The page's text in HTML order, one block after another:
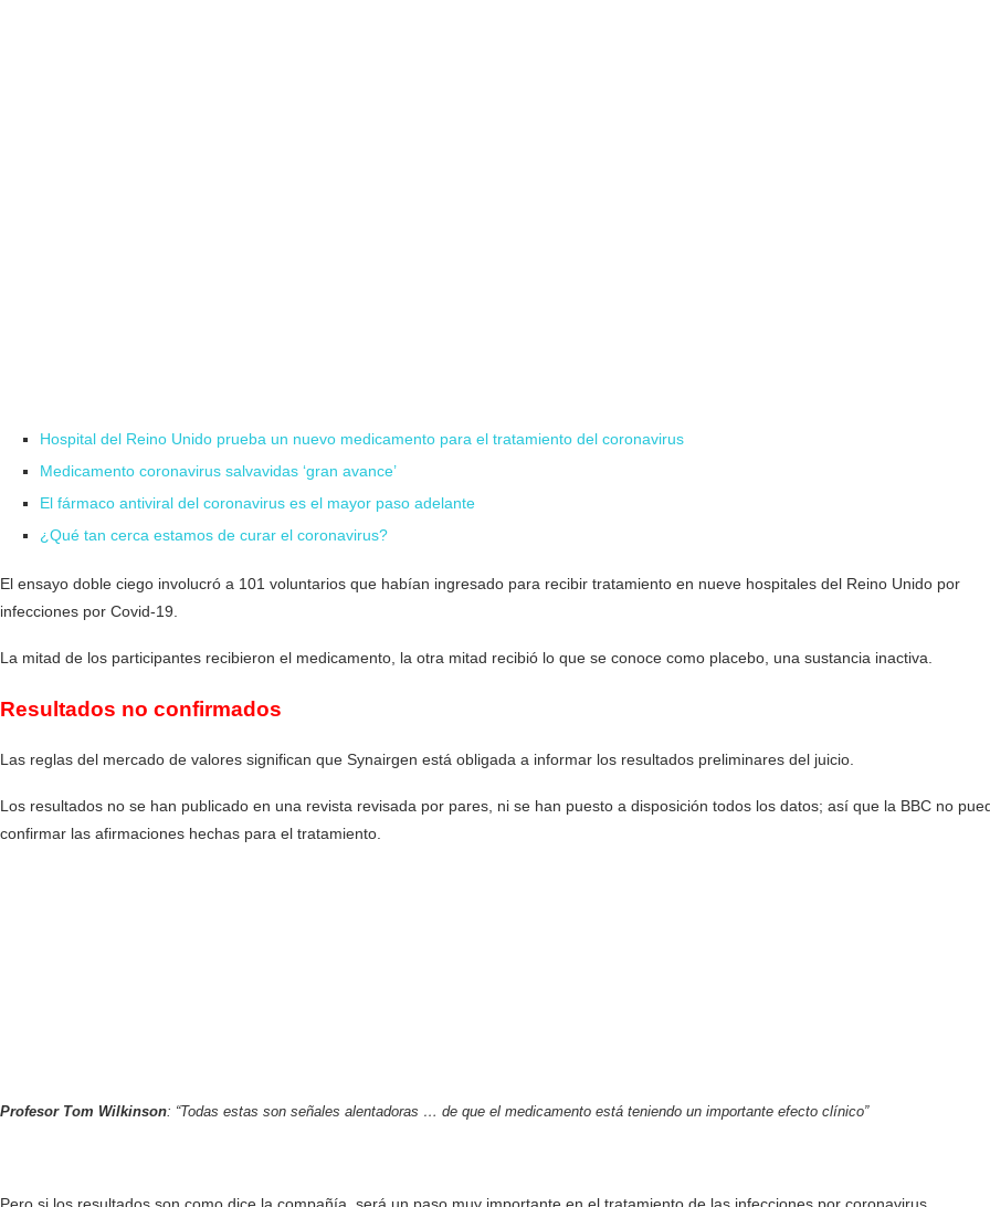
Hospital del Reino Unido prueba un nuevo medicamento para el tratamiento del coronavirus
Medicamento coronavirus salvavidas ‘gran avance’
El fármaco antiviral del coronavirus es el mayor paso adelante
¿Qué tan cerca estamos de curar el coronavirus?
El ensayo doble ciego involucró a 101 voluntarios que habían ingresado para recibir tratamiento en nueve hospitales del Reino Unido por
infecciones por Covid-19.
La mitad de los participantes recibieron el medicamento, la otra mitad recibió lo que se conoce como placebo, una sustancia inactiva.
Resultados no confirmados
Las reglas del mercado de valores significan que Synairgen está obligada a informar los resultados preliminares del juicio.
Los resultados no se han publicado en una revista revisada por pares, ni se han puesto a disposición todos los datos; así que la BBC no
confirmar las afirmaciones hechas para el tratamiento.
Profesor Tom Wilkinson: “Todas estas son señales alentadoras … de que el medicamento está teniendo un importante efecto clínico”
Pero si los resultados son como dice la compañía, será un paso muy importante en el tratamiento de las infecciones por coronavirus.